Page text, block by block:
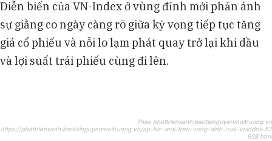
Diễn biến của VN-Index ở vùng đỉnh mới phản ánh
sự giằng co ngày càng rõ giữa kỳ vọng tiếp tục tăng
giá cổ phiếu và nỗi lo lạm phát quay trở lại khi dầu
và lợi suất trái phiếu cùng đi lên.
Theo phattrienxanh.baotainguyenmoitruong.vn
https://phattrienxanh.baotainguyenmoitruong.vn/ap-luc-moi-tren-vung-dinh-cua-vnindex-57
928.html